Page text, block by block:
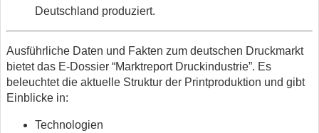
Deutschland produziert.
Ausführliche Daten und Fakten zum deutschen Druckmarkt
bietet das E-Dossier “Marktreport Druckindustrie”. Es
beleuchtet die aktuelle Struktur der Printproduktion und gibt
Einblicke in:
Technologien